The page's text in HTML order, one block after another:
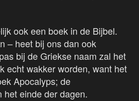
ook een boek in de Bijbel.
– heet bij ons dan ook
bij de Griekse naam zal het
echt wakker worden, want het
Apocalyps; de
het einde der dagen.